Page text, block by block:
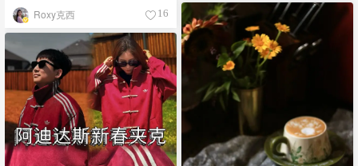
Roxy克西 16